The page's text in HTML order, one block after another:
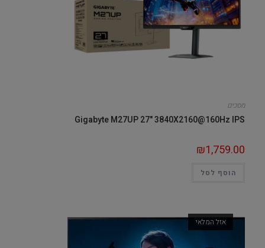
מסכים
Gigabyte M27UP 27" 3840X2160@160Hz IPS
₪1,759.00
הוסף לסל
אזל המלאי